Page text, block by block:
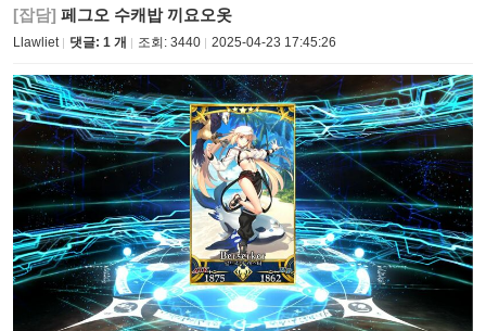
[잡담] 페그오 수캐밥 끼요오옷
Llawliet 댓글: 1 개 조회: 3440 2025-04-23 17:45:26